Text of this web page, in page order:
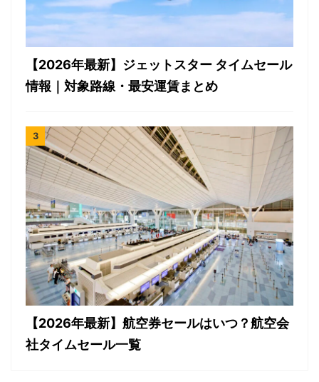
【2026年最新】ジェットスター タイムセール
情報｜対象路線・最安運賃まとめ
【2026年最新】航空券セールはいつ？航空会
社タイムセール一覧